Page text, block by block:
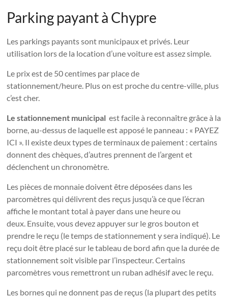
Parking payant à Chypre
Les parkings payants sont municipaux et privés. Leur
utilisation lors de la location d’une voiture est assez simple.
Le prix est de 50 centimes par place de
stationnement/heure. Plus on est proche du centre-ville, plus
c’est cher.
Le stationnement municipal est facile à reconnaître grâce à la
borne, au-dessus de laquelle est apposé le panneau : « PAYEZ
ICI ». Il existe deux types de terminaux de paiement : certains
donnent des chèques, d’autres prennent de l’argent et
déclenchent un chronomètre.
Les pièces de monnaie doivent être déposées dans les
parcomètres qui délivrent des reçus jusqu’à ce que l’écran
affiche le montant total à payer dans une heure ou
deux. Ensuite, vous devez appuyer sur le gros bouton et
prendre le reçu (le temps de stationnement y sera indiqué). Le
reçu doit être placé sur le tableau de bord afin que la durée de
stationnement soit visible par l’inspecteur. Certains
parcomètres vous remettront un ruban adhésif avec le reçu.
Les bornes qui ne donnent pas de reçus (la plupart des petits